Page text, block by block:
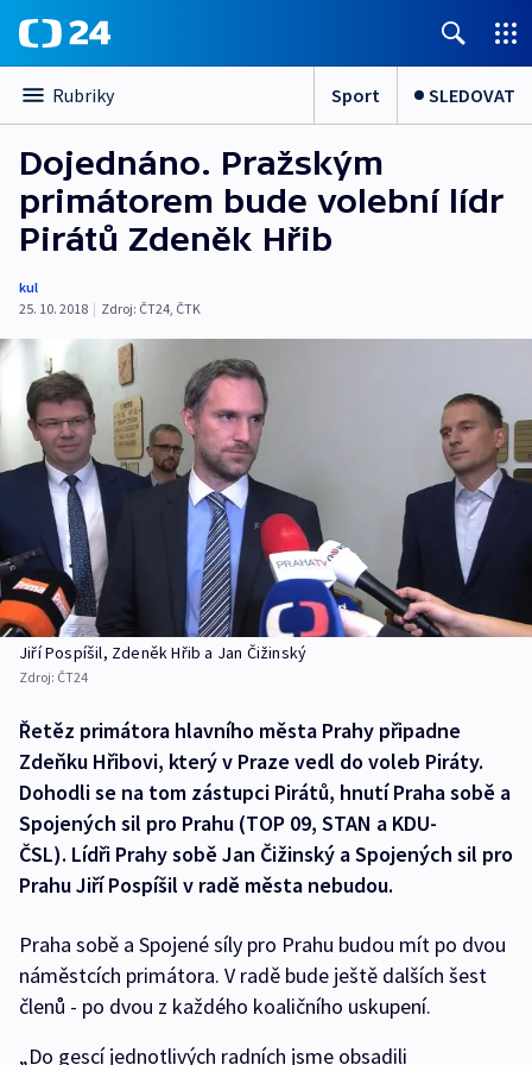
Rubriky Sport SLEDOVAT
Dojednáno. Pražským
primátorem bude volební lídr
Pirátů Zdeněk Hřib
kul
25. 10. 2018 | Zdroj: ČT24, ČTK
Jiří Pospíšil, Zdeněk Hřib a Jan Čižinský
Zdroj: ČT24
Řetěz primátora hlavního města Prahy připadne
Zdeňku Hřibovi, který v Praze vedl do voleb Piráty.
Dohodli se na tom zástupci Pirátů, hnutí Praha sobě a
Spojených sil pro Prahu (TOP 09, STAN a KDU-
ČSL). Lídři Prahy sobě Jan Čižinský a Spojených sil pro
Prahu Jiří Pospíšil v radě města nebudou.
Praha sobě a Spojené síly pro Prahu budou mít po dvou
náměstcích primátora. V radě bude ještě dalších šest
členů - po dvou z každého koaličního uskupení.
„Do gescí jednotlivých radních jsme obsadili